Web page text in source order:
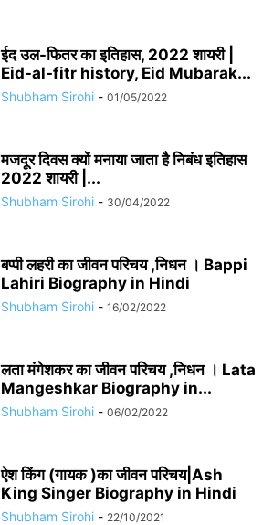
ईद उल-फितर का इतिहास, 2022 शायरी |
Eid-al-fitr history, Eid Mubarak...
Shubham Sirohi - 01/05/2022
मजदूर दिवस क्यों मनाया जाता है निबंध इतिहास
2022 शायरी |...
Shubham Sirohi - 30/04/2022
बप्पी लहरी का जीवन परिचय ,निधन । Bappi
Lahiri Biography in Hindi
Shubham Sirohi - 16/02/2022
लता मंगेशकर का जीवन परिचय ,निधन । Lata
Mangeshkar Biography in...
Shubham Sirohi - 06/02/2022
ऐश किंग (गायक )का जीवन परिचय|Ash
King Singer Biography in Hindi
Shubham Sirohi - 22/10/2021